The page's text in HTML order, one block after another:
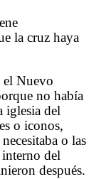
la cruz haya
el Nuevo
no había
iglesia del
o iconos,
o las
interno del
después.